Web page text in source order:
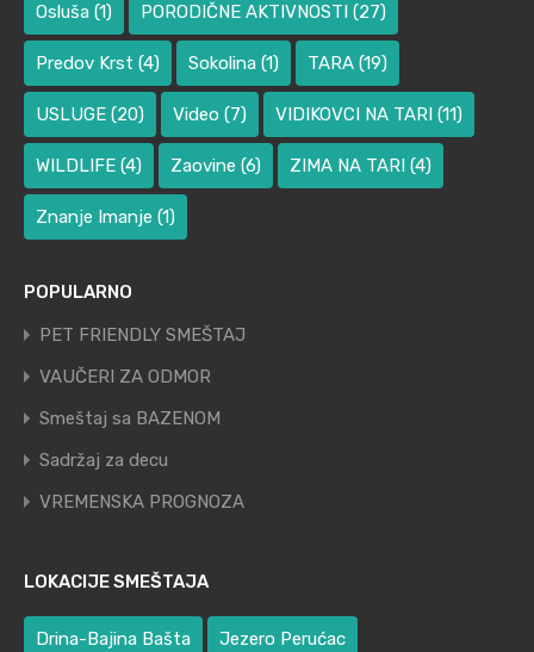
Osluša (1) PORODIČNE AKTIVNOSTI (27)
Predov Krst (4) Sokolina (1) TARA (19)
USLUGE (20) Video (7) VIDIKOVCI NA TARI (11)
WILDLIFE (4) Zaovine (6) ZIMA NA TARI (4)
Znanje Imanje (1)
POPULARNO
PET FRIENDLY SMEŠTAJ
VAUČERI ZA ODMOR
Smeštaj sa BAZENOM
Sadržaj za decu
VREMENSKA PROGNOZA
LOKACIJE SMEŠTAJA
Drina-Bajina Bašta Jezero Perućac